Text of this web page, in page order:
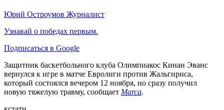
Юрий Остроумов Журналист
Узнавай о победах первым.
Подписаться в Google
Защитник баскетбольного клуба Олимпиакос Кинан Эванс
вернулся к игре в матче Евролиги против Жальгириса,
который состоялся вечером 12 ноября, но сразу получил
новую тяжелую травму, сообщает Marca.